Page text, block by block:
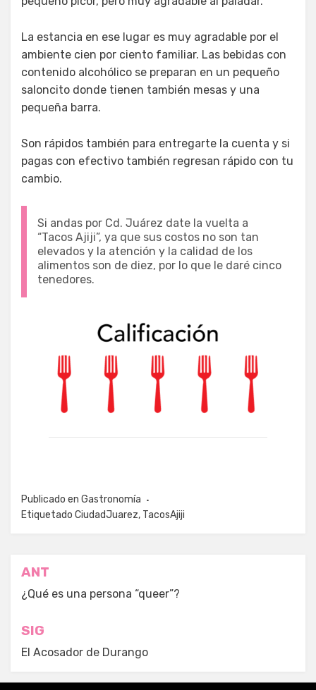
La estancia en ese lugar es muy agradable por el
ambiente cien por ciento familiar. Las bebidas con
contenido alcohólico se preparan en un pequeño
saloncito donde tienen también mesas y una
pequeña barra.
Son rápidos también para entregarte la cuenta y si
pagas con efectivo también regresan rápido con tu
cambio.
Si andas por Cd. Juárez date la vuelta a
“Tacos Ajiji”, ya que sus costos no son tan
elevados y la atención y la calidad de los
alimentos son de diez, por lo que le daré cinco
tenedores.
Publicado en Gastronomía
Etiquetado CiudadJuarez, TacosAjiji
Navegación
de
entradas
ANT
¿Qué es una persona “queer”?
SIG
El Acosador de Durango